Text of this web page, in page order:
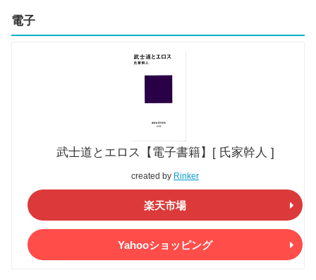
電子
武士道とエロス【電子書籍】[ 氏家幹人 ]
created by Rinker
楽天市場
Yahooショッピング